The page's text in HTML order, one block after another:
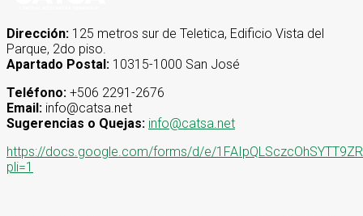
Dirección: 125 metros sur de Teletica, Edificio Vista del
Parque, 2do piso.
Apartado Postal: 10315-1000 San José
Teléfono: +506 2291-2676
Email: info@catsa.net
Sugerencias o Quejas: info@catsa.net
https://docs.google.com/forms/d/e/
pli=1